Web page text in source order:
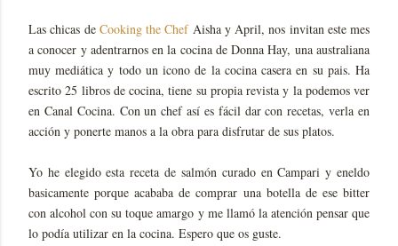
Las chicas de Cooking the ChefAisha y April, nos invitan este mes
a conocer y adentrarnos en la cocina de Donna Hay, una australiana
muy mediática y todo un icono de la cocina casera en su pais. Ha
escrito 25 libros de cocina, tiene su propia revista y la podemos ver
en Canal Cocina. Con un chef así es fácil dar con recetas, verla en
acción y ponerte manos a la obra para disfrutar de sus platos.
Yo he elegido esta receta de salmón curado en Campari y eneldo
basicamente porque acababa de comprar una botella de ese bitter
con alcohol con su toque amargo y me llamó la atención pensar que
lo podía utilizar en la cocina. Espero que os guste.